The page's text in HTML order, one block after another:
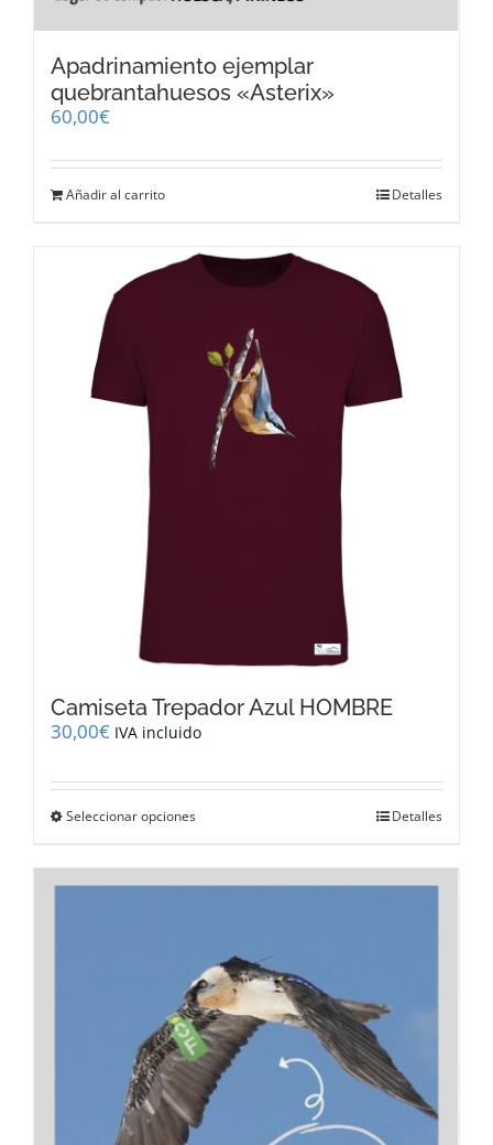
Apadrinamiento ejemplar
quebrantahuesos «Asterix»
60,00€
Añadir al carrito Detalles
Camiseta Trepador Azul HOMBRE
30,00€ IVA incluido
Seleccionar opciones
múltiples
opciones
se
pueden
elegir
en
la
página
de
producto
Detalles